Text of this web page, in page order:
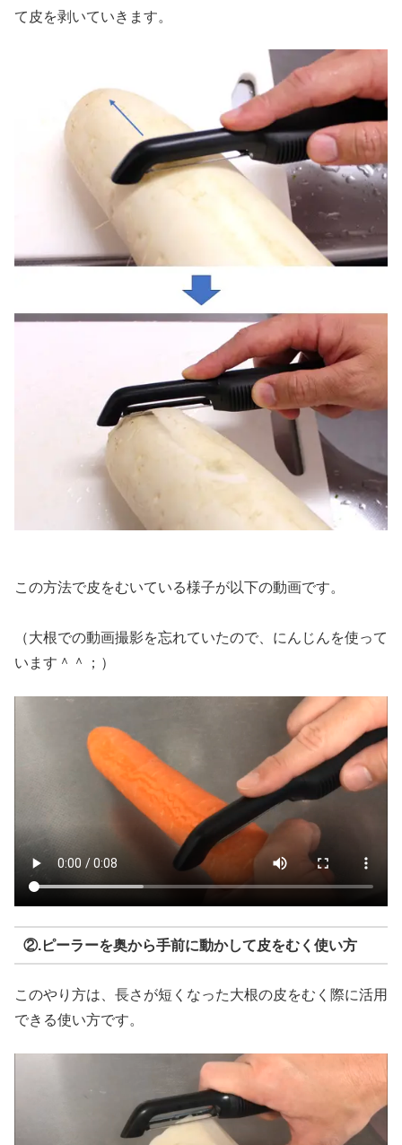
て皮を剥いていきます。
この方法で皮をむいている様子が以下の動画です。
（大根での動画撮影を忘れていたので、にんじんを使って
います＾＾；）
②.ピーラーを奥から手前に動かして皮をむく使い方
このやり方は、長さが短くなった大根の皮をむく際に活用
できる使い方です。